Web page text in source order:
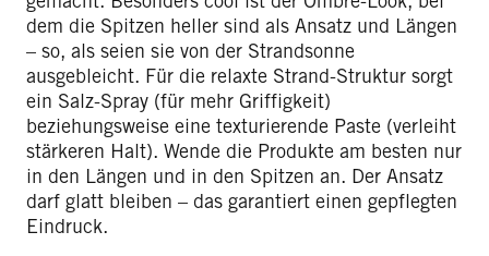
dem die Spitzen heller sind als Ansatz und Längen
– so, als seien sie von der Strandsonne
ausgebleicht. Für die relaxte Strand-Struktur sorgt
ein Salz-Spray (für mehr Griffigkeit)
beziehungsweise eine texturierende Paste (verleiht
stärkeren Halt). Wende die Produkte am besten nur
in den Längen und in den Spitzen an. Der Ansatz
darf glatt bleiben – das garantiert einen gepflegten
Eindruck.